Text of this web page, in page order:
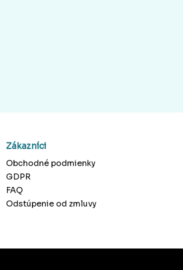
Zákazníci
Obchodné podmienky
GDPR
FAQ
Odstúpenie od zmluvy